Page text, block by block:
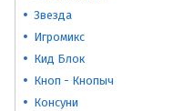
Звезда
Игромикс
Кид Блок
Кноп - Кнопыч
Консуни